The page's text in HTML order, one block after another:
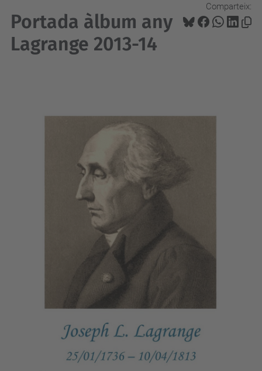
Comparteix:
Portada àlbum any
Lagrange 2013-14